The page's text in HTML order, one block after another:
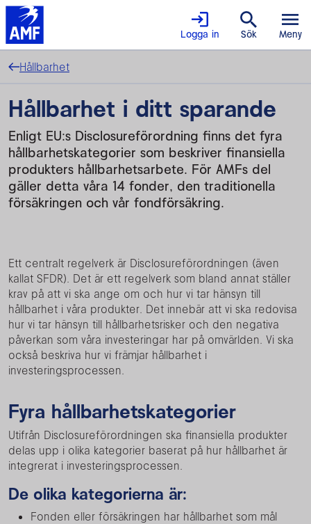
Logga in Sök Meny
Hållbarhet
Hållbarhet i ditt sparande
Enligt EU:s Disclosureförordning finns det fyra
hållbarhetskategorier som beskriver finansiella
produkters hållbarhetsarbete. För AMFs del
gäller detta våra 14 fonder, den traditionella
försäkringen och vår fondförsäkring.
Ett centralt regelverk är Disclosureförordningen (även
kallat SFDR). Det är ett regelverk som bland annat ställer
krav på att vi ska ange om och hur vi tar hänsyn till
hållbarhet i våra produkter. Det innebär att vi ska redovisa
hur vi tar hänsyn till hållbarhetsrisker och den negativa
påverkan som våra investeringar har på omvärlden. Vi ska
också beskriva hur vi främjar hållbarhet i
investeringsprocessen.
Fyra hållbarhetskategorier
Utifrån Disclosureförordningen ska finansiella produkter
delas upp i olika kategorier baserat på hur hållbarhet är
integrerat i investeringsprocessen.
De olika kategorierna är:
Fonden eller försäkringen har hållbarhet som mål